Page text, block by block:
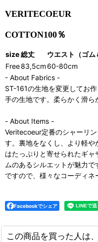
VERITECOEUR
COTTON100％
size総丈 ウエスト（ゴム
Free83,5cm60-80cm
- About Fabrics -
ST-161の生地を変更してお
手の生地です。柔らかく滑ら
- About Items -
Veritecoeur定番のシャーリ
す。裏地をなくし、より軽や
はたっぷりと寄せられたギ
ムのあるシルエットが魅力
ですので、様々なコーディネ
Facebookでシェア
この商品を買った人は